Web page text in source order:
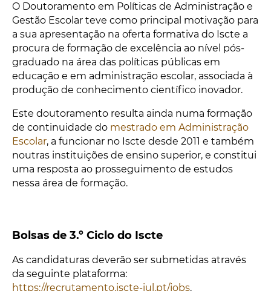
O Doutoramento em Políticas de Administração e
Gestão Escolar teve como principal motivação para
a sua apresentação na oferta formativa do Iscte a
procura de formação de excelência ao nível pós-
graduado na área das políticas públicas em
educação e em administração escolar, associada à
produção de conhecimento científico inovador.
Este doutoramento resulta ainda numa formação
de continuidade do mestrado em Administração
Escolar, a funcionar no Iscte desde 2011 e também
noutras instituições de ensino superior, e constitui
uma resposta ao prosseguimento de estudos
nessa área de formação.
Bolsas de 3.º Ciclo do Iscte
As candidaturas deverão ser submetidas através
da seguinte plataforma:
https://recrutamento.iscte-iul.pt/jobs.